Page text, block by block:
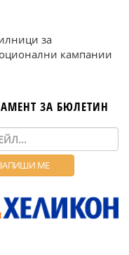
за
кампании
ЗА БЮЛЕТИН